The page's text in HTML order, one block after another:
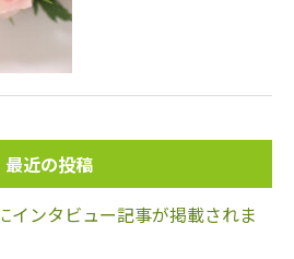
最近の投稿
インタビュー記事が掲載されま